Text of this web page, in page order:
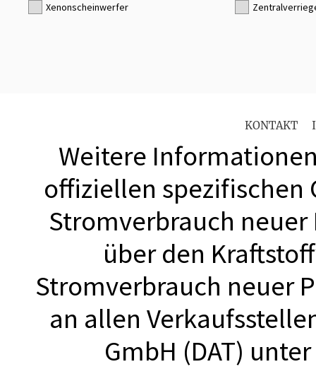
Xenonscheinwerfer
KONTAKT
Weitere
offiziellen spezifischen
Stromverbrauch
über den
Stromverbrauch neuer
an allen
GmbH (DAT) unter